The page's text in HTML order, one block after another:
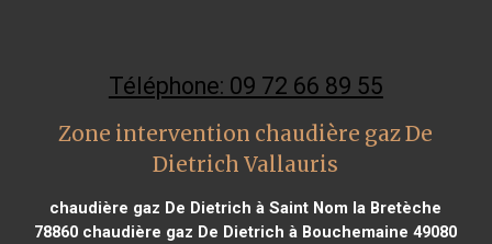
Téléphone: 09 72 66 89 55
Zone intervention chaudière gaz De
Dietrich Vallauris
chaudière gaz De Dietrich à Saint Nom la Bretèche
78860 chaudière gaz De Dietrich à Bouchemaine 49080